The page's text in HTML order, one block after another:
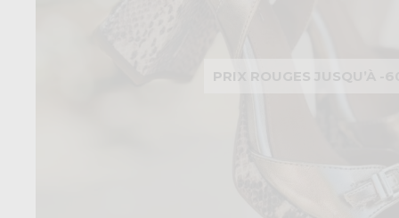
PRIX ROUGES JUSQU’À -